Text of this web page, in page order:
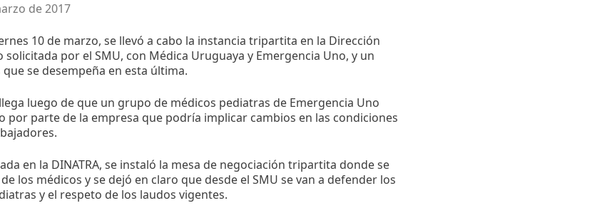
de 2017
10 de marzo, se llevó a cabo la instancia tripartita en la Dirección
solicitada por el SMU, con Médica Uruguaya y Emergencia Uno, y un
se desempeña en esta última.
luego de que un grupo de médicos pediatras de Emergencia Uno
por parte de la empresa que podría implicar cambios en las condiciones
en la DINATRA, se instaló la mesa de negociación tripartita donde se
los médicos y se dejó en claro que desde el SMU se van a defender los
y el respeto de los laudos vigentes.